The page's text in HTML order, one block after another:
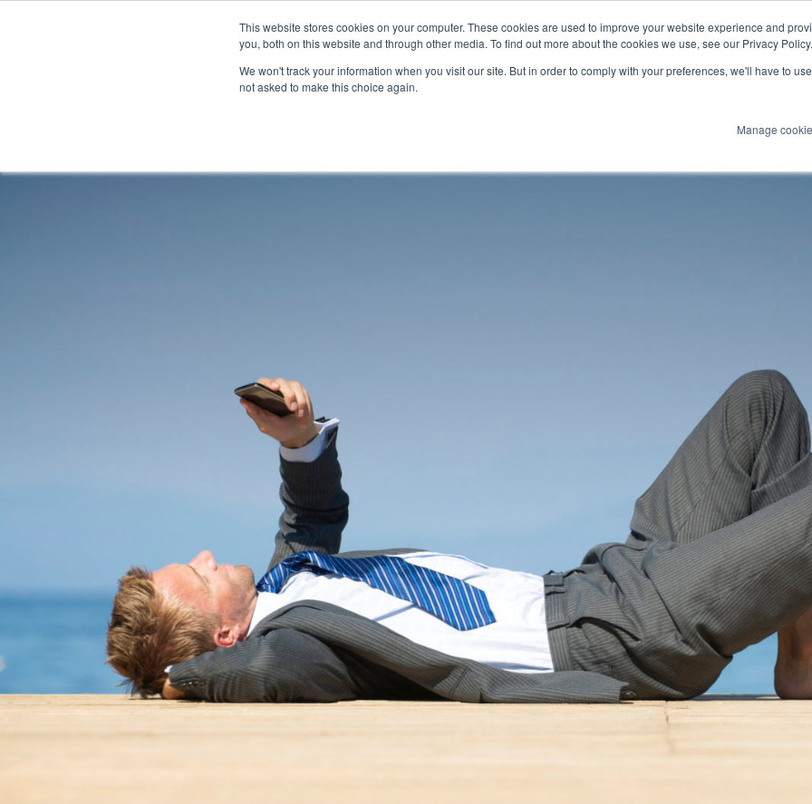
This website stores cookies on your computer. These cookies are used to improve your website experience and
you, both on this website and through other media. To find out more about the cookies we use, see our Privacy Policy.
We won't track your information when you visit our site. But in order to comply with your preferences, we'll have to
not asked to make this choice again.
Manage
Réseau de concessionnairesEspace média Marine
ProduitsTechnologiesServices